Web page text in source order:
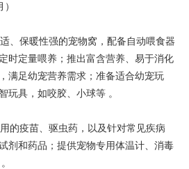
、保暖性强的宠物窝，配备自动喂食器
时定量喂养；推出富含营养、易于消化
满足幼宠营养需求；准备适合幼宠玩
玩具，如咬胶、小球等 。
的疫苗、驱虫药，以及针对常见疾病
剂和药品；提供宠物专用体温计、消毒